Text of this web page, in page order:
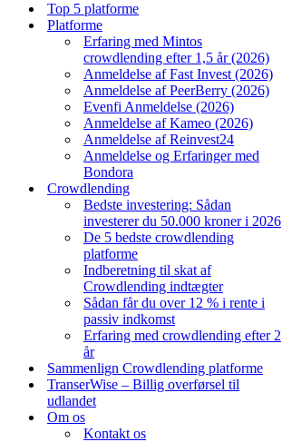
Top 5 platforme
Platforme
Erfaring med Mintos
crowdlending efter 1,5 år (2026)
Anmeldelse af Fast Invest (2026)
Anmeldelse af PeerBerry (2026)
Evenfi Anmeldelse (2026)
Anmeldelse af Kameo (2026)
Anmeldelse af Reinvest24
Anmeldelse og Erfaringer med
Bondora
Crowdlending
Bedste investering: Sådan
investerer du 50.000 kroner i 2026
De 5 bedste crowdlending
platforme
Indberetning til skat af
Crowdlending indtægter
Sådan får du over 12 % i rente i
passiv indkomst
Erfaring med crowdlending efter 2
år
Sammenlign Crowdlending platforme
TranserWise – Billig overførsel til
udlandet
Om os
Kontakt os